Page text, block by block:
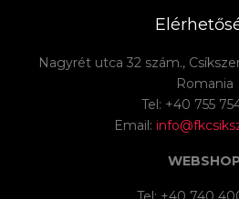
Nagyrét utca 32 szám.,
Romania
Tel: +40 755
Email: